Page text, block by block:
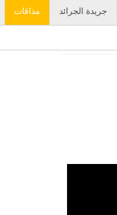
جريدة الجرائد مذاقات